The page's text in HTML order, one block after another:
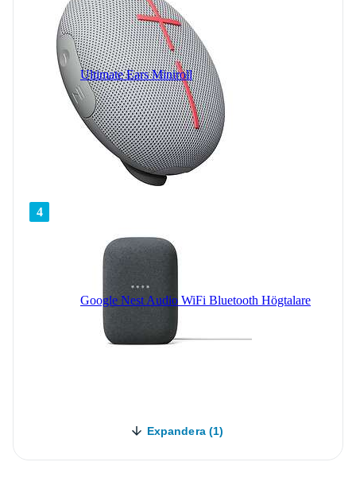
Ultimate Ears Miniroll
4
Google Nest Audio WiFi Bluetooth Högtalare
Expandera (1)